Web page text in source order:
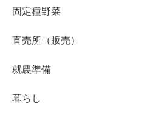
固定種野菜
直売所（販売）
就農準備
暮らし